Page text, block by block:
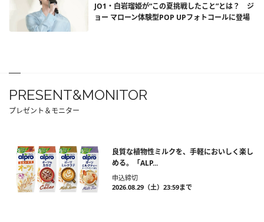
JO1・白岩瑠姫が“この夏挑戦したこと”とは？ ジ
ョー マローン体験型POP UPフォトコールに登場
PRESENT&MONITOR
プレゼント＆モニター
良質な植物性ミルクを、手軽においしく楽し
める。「ALP...
申込締切
2026.08.29（土）23:59まで